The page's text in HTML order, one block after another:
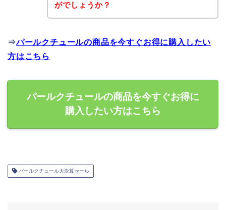
がでしょうか？
⇒パールクチュールの商品を今すぐお得に購入したい
方はこちら
パールクチュールの商品を今すぐお得に
購入したい方はこちら
パールクチュール大決算セール